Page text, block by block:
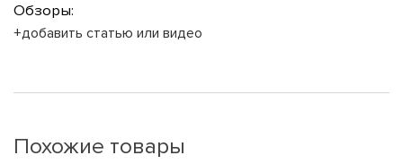
Обзоры:
+добавить статью или видео
Похожие товары